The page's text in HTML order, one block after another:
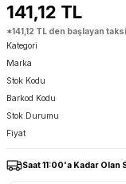
141,12 TL
*141,12 TL den başlayan
Kategori
Marka
Stok Kodu
Barkod Kodu
Stok Durumu
Fiyat
Saat 11:00'a Kadar